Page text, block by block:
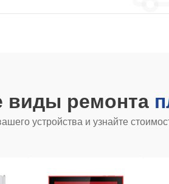
виды ремонта
устройства и узнайте